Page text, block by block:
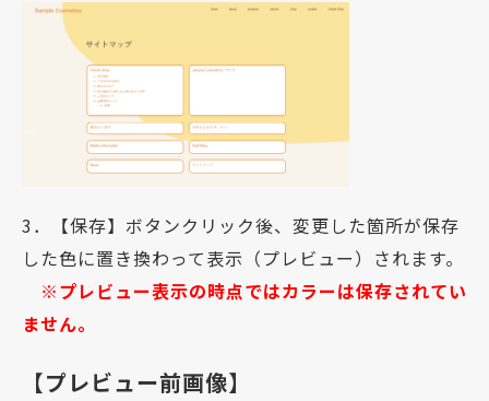
3．【保存】ボタンクリック後、変更した箇所が保存
した色に置き換わって表示（プレビュー）されます。
※プレビュー表示の時点ではカラーは保存されてい
ません。
【プレビュー前画像】